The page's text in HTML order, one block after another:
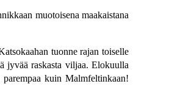
muotoisena maakaistana
tuonne rajan toiselle
raskasta viljaa. Elokuulla
kuin Malmfeltinkaan!